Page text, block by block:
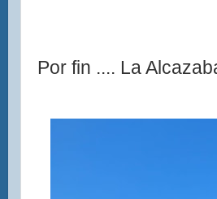
Por fin .... La